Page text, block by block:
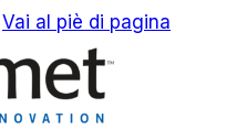
Vai al piè di pagina
IT
EN